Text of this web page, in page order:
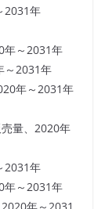
年
～2031年
2031年
年～2031年
量、2020年
年
～2031年